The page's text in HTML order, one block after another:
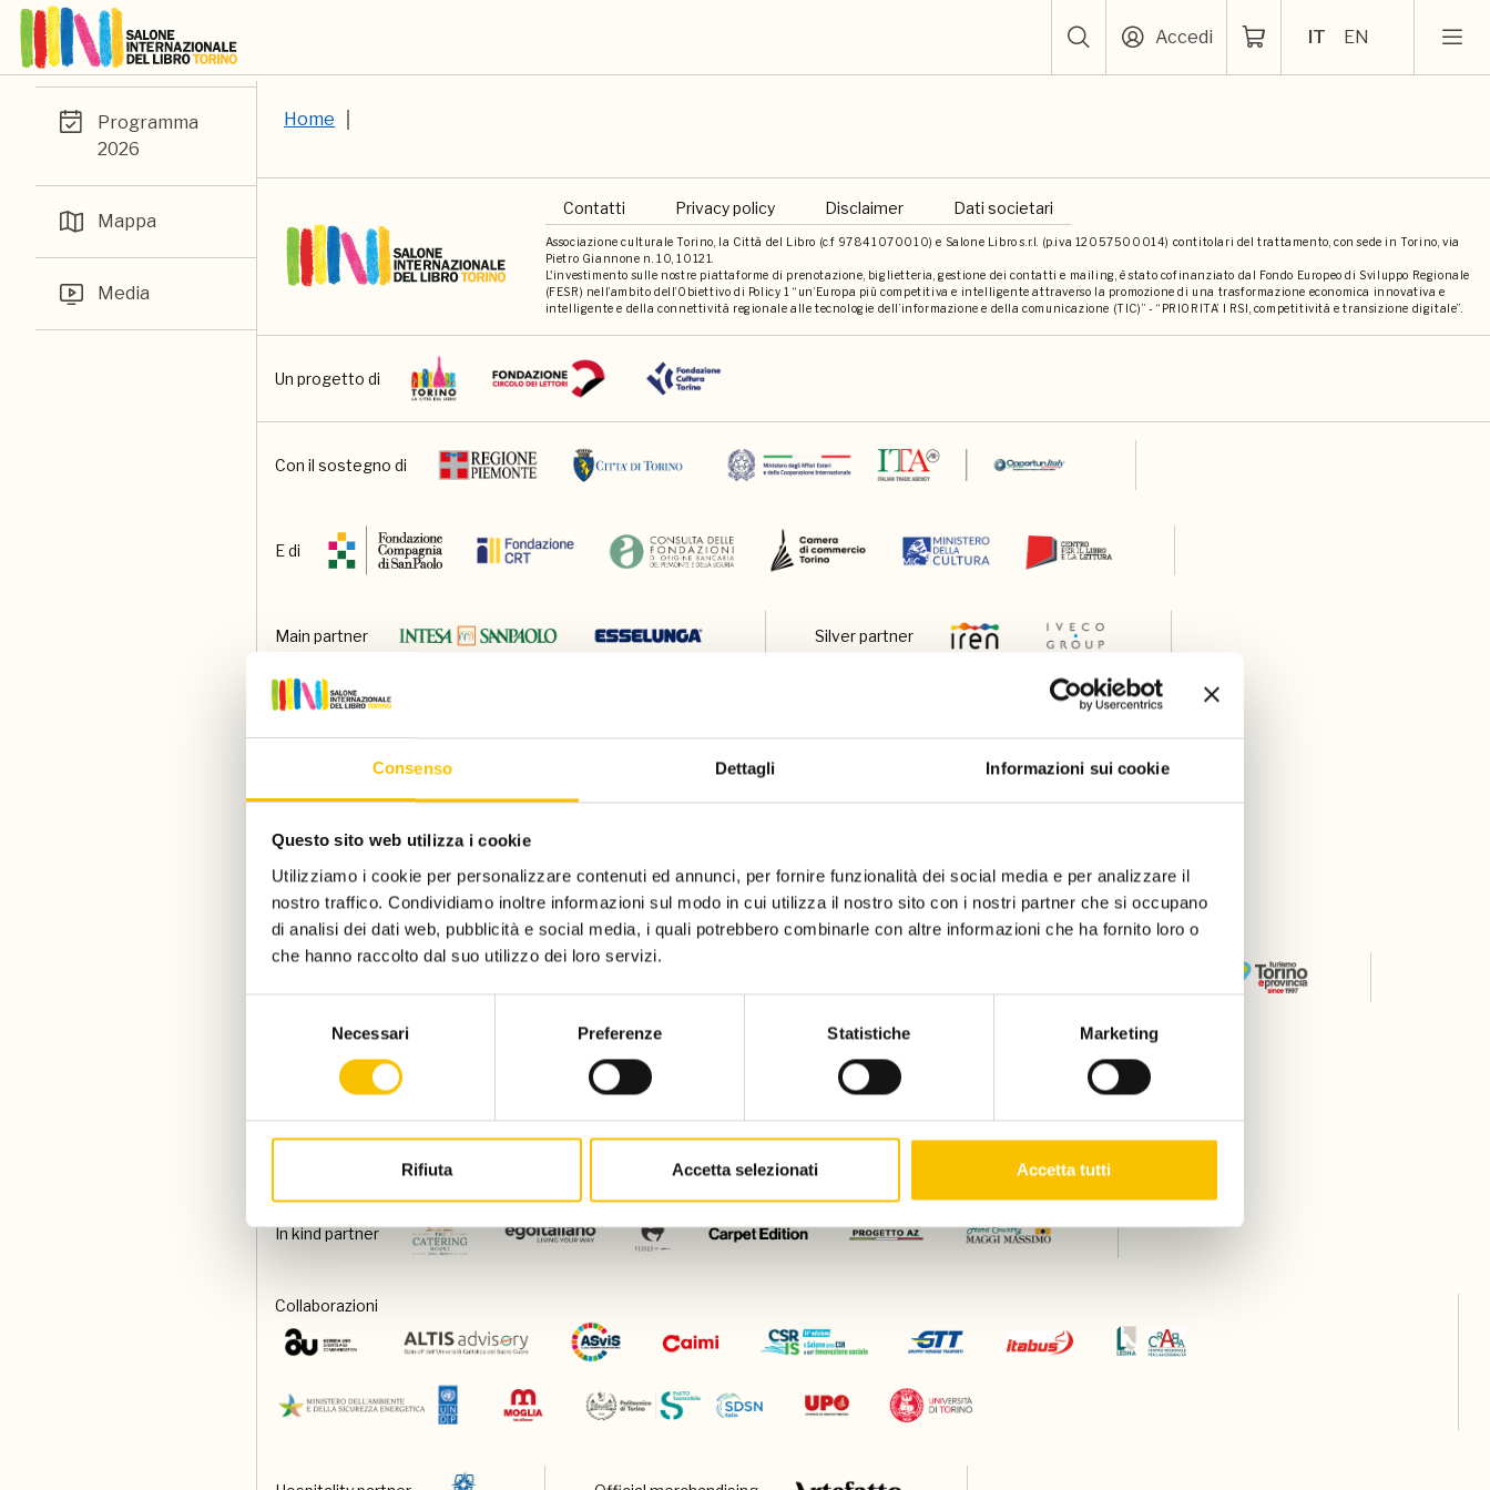
Consenso Dettagli Informazioni sui cookie
Questo sito web utilizza i cookie
Utilizziamo i cookie per personalizzare contenuti ed annunci, per fornire funzionalità dei social media e per analizzare il
nostro traffico. Condividiamo inoltre informazioni sul modo in cui utilizza il nostro sito con i nostri partner che si occupano
di analisi dei dati web, pubblicità e social media, i quali potrebbero combinarle con altre informazioni che ha fornito loro o
che hanno raccolto dal suo utilizzo dei loro servizi.
Necessari Preferenze Statistiche Marketing
Rifiuta Accetta selezionati Accetta tutti
Accedi IT EN
Programma
2026
Mappa
Media
Home
Associazione culturale Torino, la Città del Libro (c.f 97841070010) e Salone Libro s.r.l. (p.iva 12057500014) contitolari del trattamento, con sede in Torino, via
Pietro Giannone n. 10, 10121.
L'investimento sulle nostre piattaforme di prenotazione, biglietteria, gestione dei contatti e mailing, è stato cofinanziato dal Fondo Europeo di Sviluppo Regionale
(FESR) nell’ambito dell’Obiettivo di Policy 1 “un’Europa più competitiva e intelligente attraverso la promozione di una trasformazione economica innovativa e
intelligente e della connettività regionale alle tecnologie dell’informazione e della comunicazione (TIC)” - “PRIORITA’ I RSI, competitività e transizione digitale”.
Contatti Privacy policy Disclaimer Dati societari
Un progetto di
Con il sostegno di
E di
Main partner Silver partner
Partner
Con il contributo di Charity partner
Special venue Con il patrocinio di
In kind partner
Collaborazioni